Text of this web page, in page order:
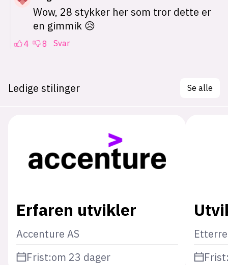
Ledige stilinger Se alle
Erfaren utvikler
Accenture AS
Frist:om 23 dager